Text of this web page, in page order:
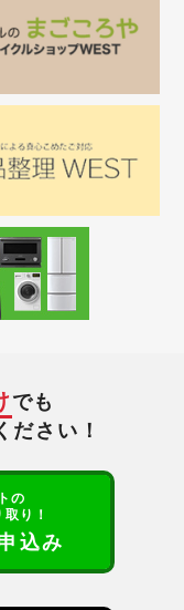
でも
ださい！
の
り！
込み